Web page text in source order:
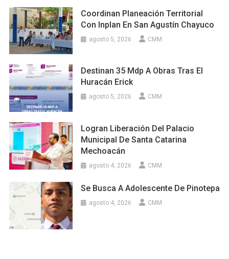
Coordinan Planeación Territorial
Con Inplan En San Agustín Chayuco
agosto 5, 2026 CMM
Destinan 35 Mdp A Obras Tras El
Huracán Erick
agosto 5, 2026 CMM
Logran Liberación Del Palacio
Municipal De Santa Catarina
Mechoacán
agosto 4, 2026 CMM
Se Busca A Adolescente De Pinotepa
agosto 4, 2026 CMM